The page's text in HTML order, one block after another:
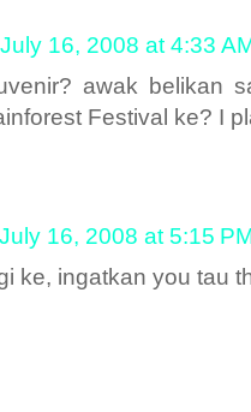
July 16, 2008 at 4:33
awak belikan
Festival ke? I
July 16, 2008 at 5:15
ke, ingatkan you tau